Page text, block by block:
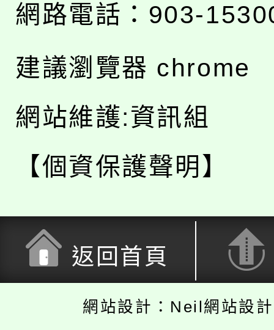
網路電話：903-
建議瀏覽器 chrome
網站維護:資訊組
【個資保護聲明】
返回首頁
網站設計：Neil網站設